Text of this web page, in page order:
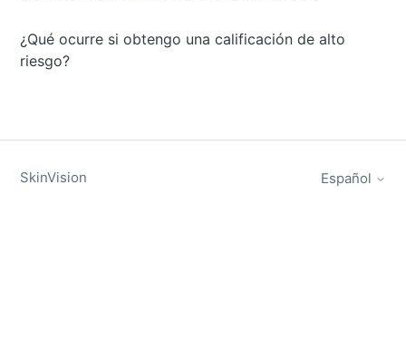
¿Qué ocurre si obtengo una calificación de alto
riesgo?
SkinVision Español